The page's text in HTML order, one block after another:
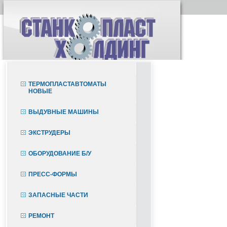
ТЕРМОПЛАСТАВТОМАТЫ
НОВЫЕ
ВЫДУВНЫЕ МАШИНЫ
ЭКСТРУДЕРЫ
ОБОРУДОВАНИЕ Б/У
ПРЕСС-ФОРМЫ
ЗАПАСНЫЕ ЧАСТИ
РЕМОНТ